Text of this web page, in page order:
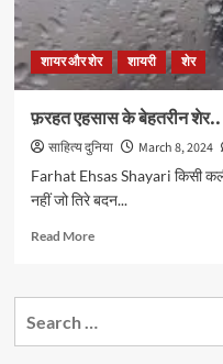
शायर और शेर शायरी शेर
फ़रहत एहसास के बेहतरीन शेर..
साहित्य दुनिया March 8, 2024
Farhat Ehsas Shayari किसी
नहीं जो तिरे बदन...
Read MoreRead
फ़रहत